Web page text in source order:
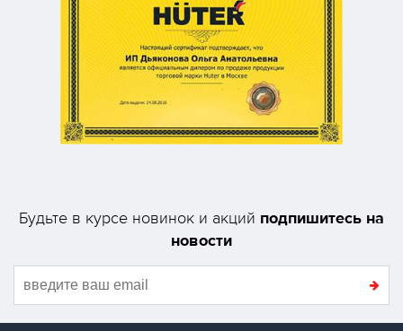
Будьте в курсе новинок и акций подпишитесь на
новости